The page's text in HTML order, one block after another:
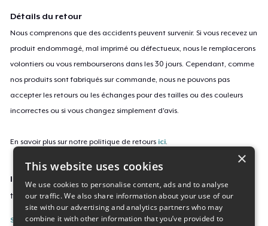
Détails du retour
Nous comprenons que des accidents peuvent survenir. Si vous recevez un
produit endommagé, mal imprimé ou défectueux, nous le remplacerons
volontiers ou vous rembourserons dans les 30 jours. Cependant, comme
nos produits sont fabriqués sur commande, nous ne pouvons pas
accepter les retours ou les échanges pour des tailles ou des couleurs
incorrectes ou si vous changez simplement d'avis.
En savoir plus sur notre politique de retours ici.
ID campagne
take-it-slow-november-2024
Signaler cette page
×
This website uses cookies
We use cookies to personalise content, ads and to analyse
our traffic. We also share information about your use of our
site with our advertising and analytics partners who may
combine it with other information that you’ve provided to